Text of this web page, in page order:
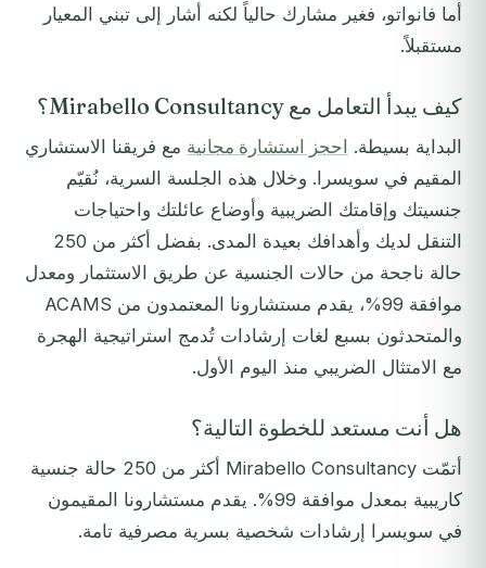
أما فانواتو، فغير مشارك حالياً لكنه أشار إلى تبني المعيار
مستقبلاً.
كيف يبدأ التعامل مع Mirabello Consultancy؟
البداية بسيطة. احجز استشارة مجانية مع فريقنا الاستشاري
المقيم في سويسرا. وخلال هذه الجلسة السرية، نُقيّم
جنسيتك وإقامتك الضريبية وأوضاع عائلتك واحتياجات
التنقل لديك وأهدافك بعيدة المدى. بفضل أكثر من 250
حالة ناجحة من حالات الجنسية عن طريق الاستثمار ومعدل
موافقة 99%، يقدم مستشارونا المعتمدون من ACAMS
والمتحدثون بسبع لغات إرشادات تُدمج استراتيجية الهجرة
مع الامتثال الضريبي منذ اليوم الأول.
هل أنت مستعد للخطوة التالية؟
أتمّت Mirabello Consultancy أكثر من 250 حالة جنسية
كاريبية بمعدل موافقة 99%. يقدم مستشارونا المقيمون
في سويسرا إرشادات شخصية بسرية مصرفية تامة.